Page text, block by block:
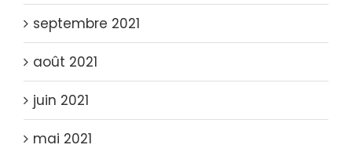
septembre 2021
août 2021
juin 2021
mai 2021